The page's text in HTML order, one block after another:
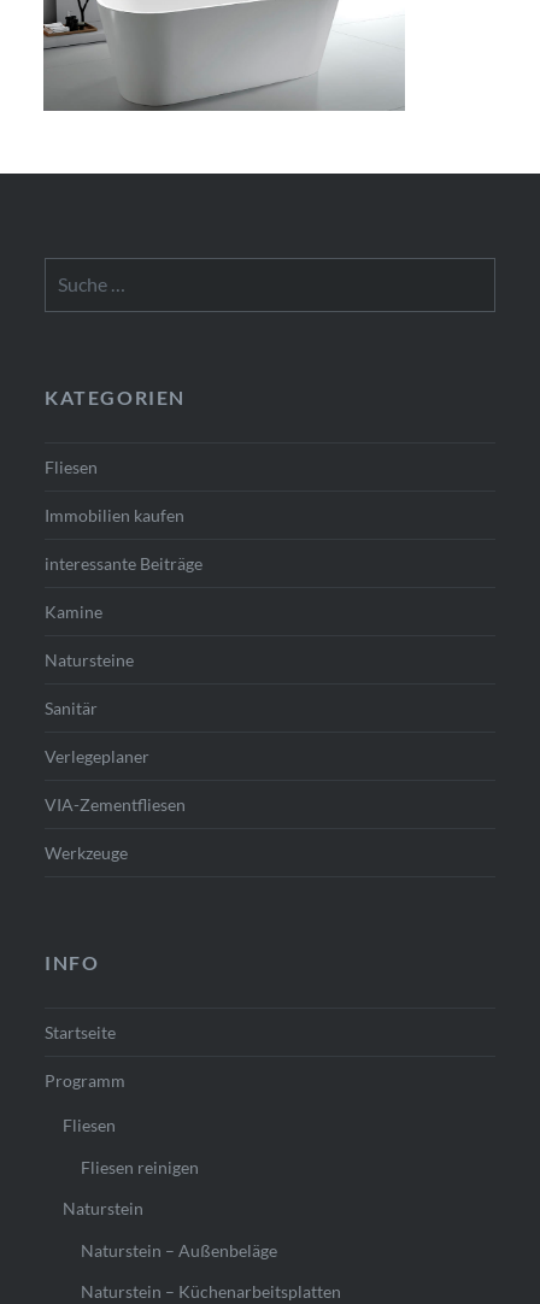
nach:
KATEGORIEN
Fliesen
Immobilien kaufen
interessante Beiträge
Kamine
Natursteine
Sanitär
Verlegeplaner
VIA-Zementfliesen
Werkzeuge
INFO
Startseite
Programm
Fliesen
Fliesen reinigen
Naturstein
Naturstein – Außenbeläge
Naturstein – Küchenarbeitsplatten